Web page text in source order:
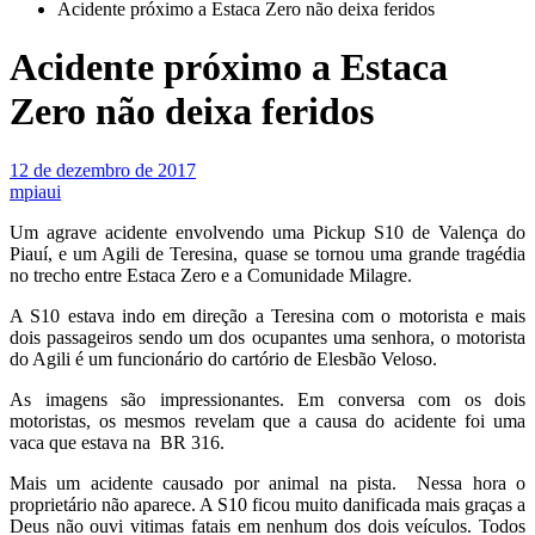
Acidente próximo a Estaca Zero não deixa feridos
Acidente próximo a Estaca
Zero não deixa feridos
12 de dezembro de 2017
mpiaui
Um agrave acidente envolvendo uma Pickup S10 de Valença do
Piauí, e um Agili de Teresina, quase se tornou uma grande tragédia
no trecho entre Estaca Zero e a Comunidade Milagre.
A S10 estava indo em direção a Teresina com o motorista e mais
dois passageiros sendo um dos ocupantes uma senhora, o motorista
do Agili é um funcionário do cartório de Elesbão Veloso.
As imagens são impressionantes. Em conversa com os dois
motoristas, os mesmos revelam que a causa do acidente foi uma
vaca que estava na BR 316.
Mais um acidente causado por animal na pista. Nessa hora o
proprietário não aparece. A S10 ficou muito danificada mais graças a
Deus não ouvi vitimas fatais em nenhum dos dois veículos. Todos